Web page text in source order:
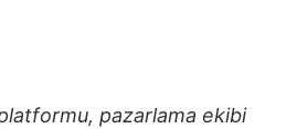
pazarlama ekibi